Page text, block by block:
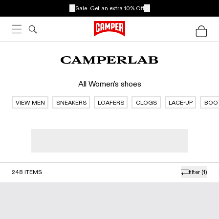
Sale: Get an extra 10% Off
All Women's shoes
VIEW MEN SNEAKERS LOAFERS CLOGS LACE-UP
filter (1)
248 ITEMS